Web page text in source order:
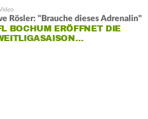
Rösler: "Brauche dieses Adrenalin"
BOCHUM ERÖFFNET DIE